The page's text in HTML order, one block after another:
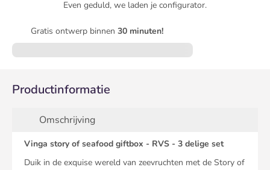
Even geduld, we laden je configurator.
Gratis ontwerp binnen 30 minuten!
Productinformatie
Omschrijving
Vinga story of seafood giftbox - RVS - 3 delige set
Duik in de exquise wereld van zeevruchten met de Story of